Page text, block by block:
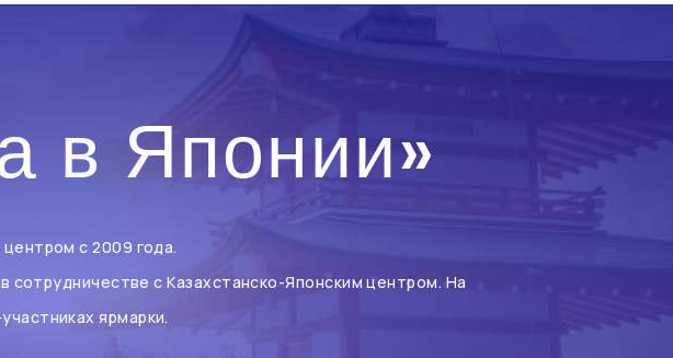
в Японии»
с 2009 года.
сотрудничестве с Казахстанско-Японским центром. На
ярмарки.